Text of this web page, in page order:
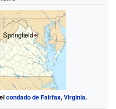
Springfield
condado de Fairfax,Virginia.